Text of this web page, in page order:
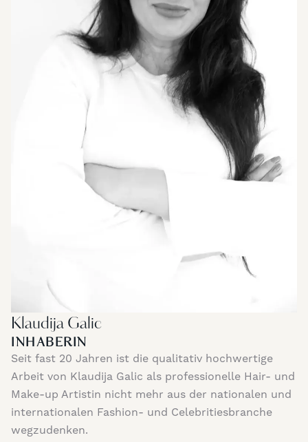
Klaudija Galic
INHABERIN
Seit fast 20 Jahren ist die qualitativ hochwertige
Arbeit von Klaudija Galic als professionelle Hair- und
Make-up Artistin nicht mehr aus der nationalen und
internationalen Fashion- und Celebritiesbranche
wegzudenken.